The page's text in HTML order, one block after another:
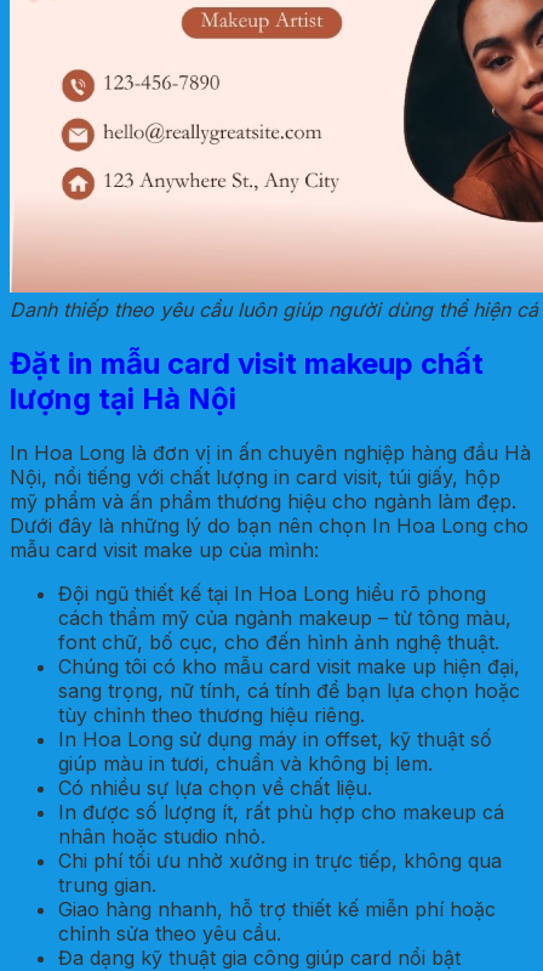
Danh thiếp theo yêu cầu luôn giúp người dùng thể hiện
Đặt in mẫu card visit makeup chất
lượng tại Hà Nội
In Hoa Long là đơn vị in ấn chuyên nghiệp hàng đầu Hà
Nội, nổi tiếng với chất lượng in card visit, túi giấy, hộp
mỹ phẩm và ấn phẩm thương hiệu cho ngành làm đẹp.
Dưới đây là những lý do bạn nên chọn In Hoa Long cho
mẫu card visit make up của mình:
Đội ngũ thiết kế tại In Hoa Long hiểu rõ phong
cách thẩm mỹ của ngành makeup – từ tông màu,
font chữ, bố cục, cho đến hình ảnh nghệ thuật.
Chúng tôi có kho mẫu card visit make up hiện đại,
sang trọng, nữ tính, cá tính để bạn lựa chọn hoặc
tùy chỉnh theo thương hiệu riêng.
In Hoa Long sử dụng máy in offset, kỹ thuật số
giúp màu in tươi, chuẩn và không bị lem.
Có nhiều sự lựa chọn về chất liệu.
In được số lượng ít, rất phù hợp cho makeup cá
nhân hoặc studio nhỏ.
Chi phí tối ưu nhờ xưởng in trực tiếp, không qua
trung gian.
Giao hàng nhanh, hỗ trợ thiết kế miễn phí hoặc
chỉnh sửa theo yêu cầu.
Đa dạng kỹ thuật gia công giúp card nổi bật